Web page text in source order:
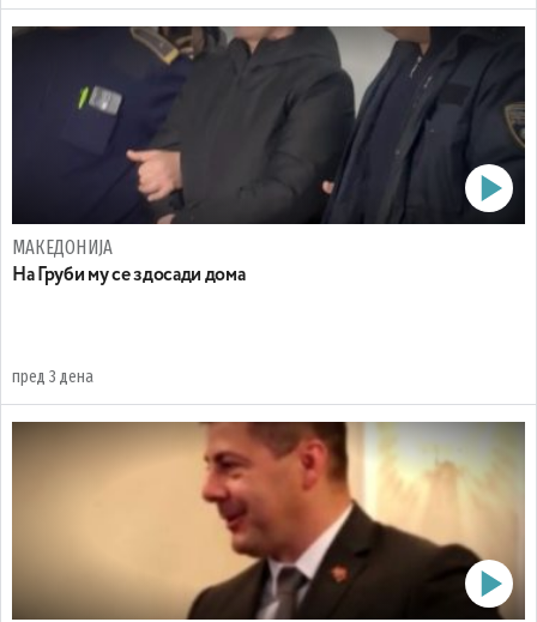
МАКЕДОНИЈА
На Груби му се здосади дома
пред 3 дена